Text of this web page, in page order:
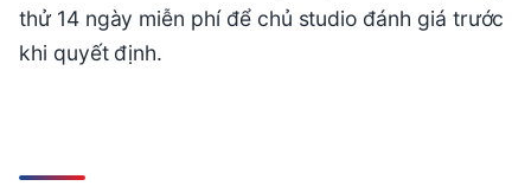
thử 14 ngày miễn phí để chủ studio đánh giá trước
khi quyết định.